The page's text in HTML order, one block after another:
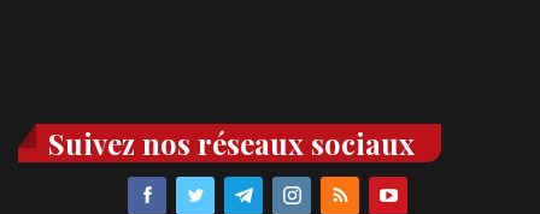
Suivez nos réseaux sociaux